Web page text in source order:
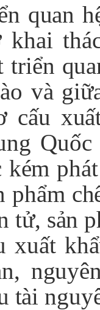
quan
khai
triển
và
cấu
phẩm
tử, sản
xuất
tài